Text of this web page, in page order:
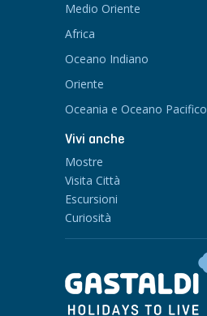
Medio Oriente
Africa
Oceano Indiano
Oriente
Oceania e Oceano Pacifico
Vivi anche
Mostre
Visita Città
Escursioni
Curiosità